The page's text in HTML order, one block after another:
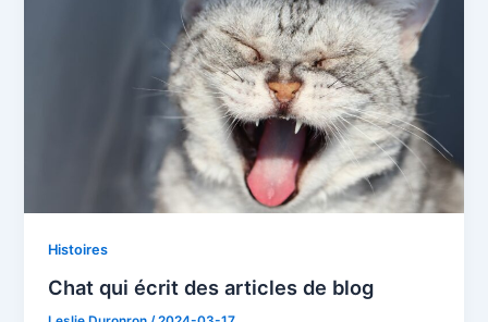
Histoires
Chat qui écrit des articles de blog